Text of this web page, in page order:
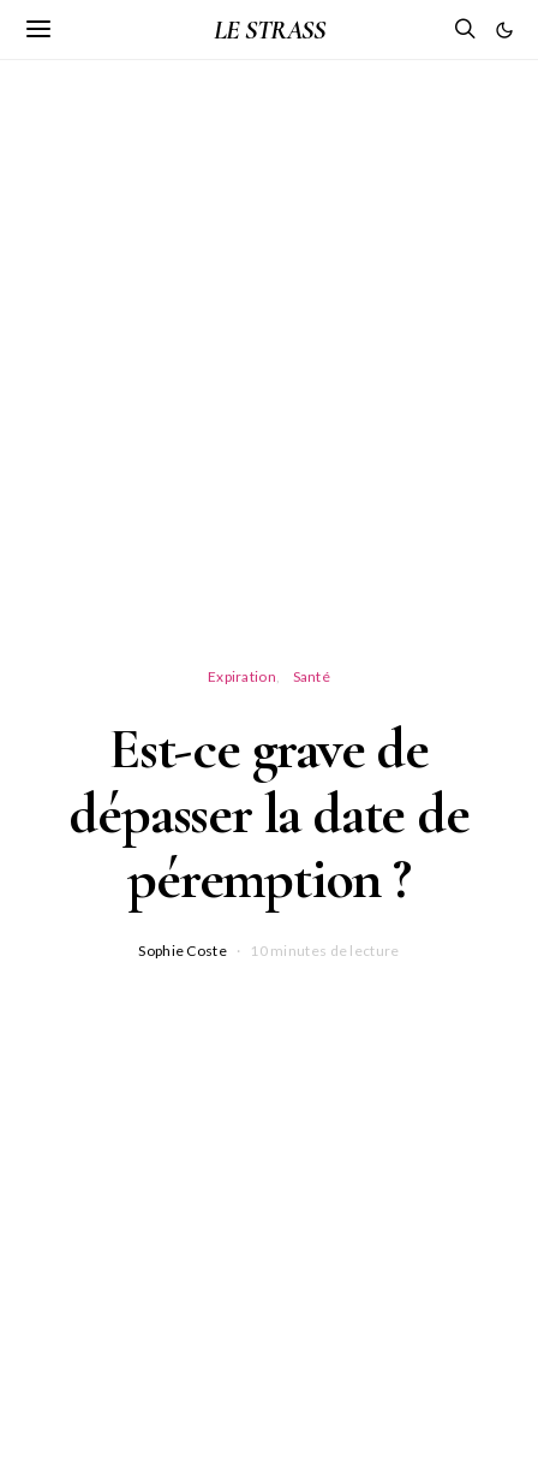
LE STRASS
Expiration Santé
Est-ce grave de
dépasser la date de
péremption ?
Sophie Coste 10 minutes de lecture